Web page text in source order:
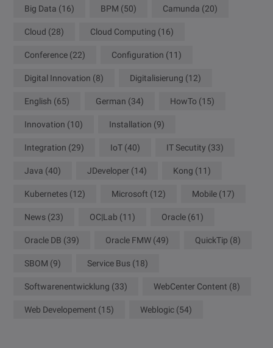
Big Data (16) BPM (50) Camunda (20)
Cloud (28) Cloud Computing (16)
Conference (22) Configuration (11)
Digital Innovation (8) Digitalisierung (12)
English (65) German (34) HowTo (15)
Innovation (10) Installation (9)
Integration (29) IoT (40) IT Secutity (33)
Java (40) JDeveloper (14) Kong (11)
Kubernetes (12) Microsoft (12) Mobile (17)
News (23) OC|Lab (11) Oracle (61)
Oracle DB (39) Oracle FMW (49) QuickTip (8)
SBOM (9) Service Bus (18)
Softwarenentwicklung (33) WebCenter Content (8)
Web Developement (15) Weblogic (54)